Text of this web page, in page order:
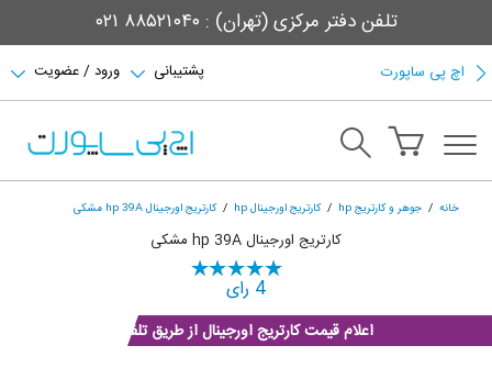
تلفن دفتر مرکزی (تهران) : ۸۸۵۲۱۰۴۰ ۰۲۱
اچ پی ساپورت ورود / عضویت پشتیبانی
خانه جوهر و کارتریج hp کارتریج اورجینال hp کارتریج اورجینال hp 39A مشکی
کارتریج اورجینال hp 39A مشکی
4 رای
اعلام قیمت کارتریج اورجینال از طریق تلفن